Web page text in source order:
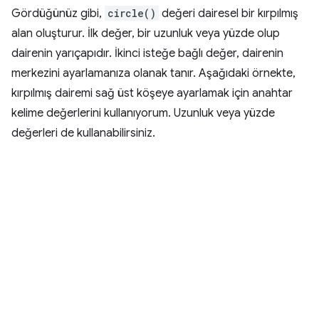
Gördüğünüz gibi, circle() değeri dairesel bir kırpılmış
alan oluşturur. İlk değer, bir uzunluk veya yüzde olup
dairenin yarıçapıdır. İkinci isteğe bağlı değer, dairenin
merkezini ayarlamanıza olanak tanır. Aşağıdaki örnekte,
kırpılmış dairemi sağ üst köşeye ayarlamak için anahtar
kelime değerlerini kullanıyorum. Uzunluk veya yüzde
değerleri de kullanabilirsiniz.